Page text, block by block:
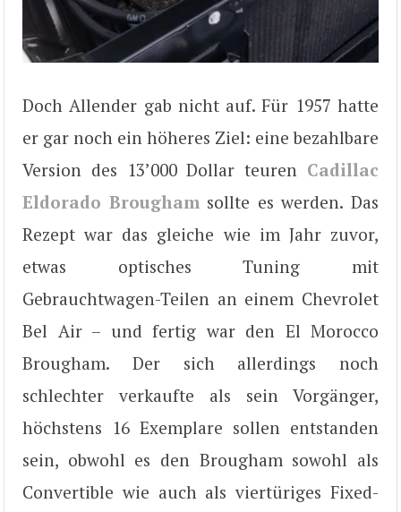
Doch Allender gab nicht auf. Für 1957 hatte
er gar noch ein höheres Ziel: eine bezahlbare
Version des 13’000 Dollar teuren Cadillac
Eldorado Broughamsollte es werden. Das
Rezept war das gleiche wie im Jahr zuvor,
etwas optisches Tuning mit
Gebrauchtwagen-Teilen an einem Chevrolet
Bel Air – und fertig war den El Morocco
Brougham. Der sich allerdings noch
schlechter verkaufte als sein Vorgänger,
höchstens 16 Exemplare sollen entstanden
sein, obwohl es den Brougham sowohl als
Convertible wie auch als viertüriges Fixed-